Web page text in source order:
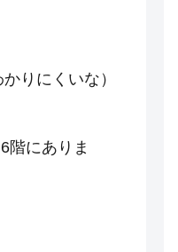
りにくいな）
階にありま